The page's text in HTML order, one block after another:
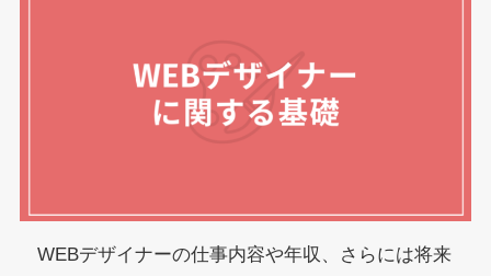
WEBデザイナーの仕事内容や年収、さらには将来